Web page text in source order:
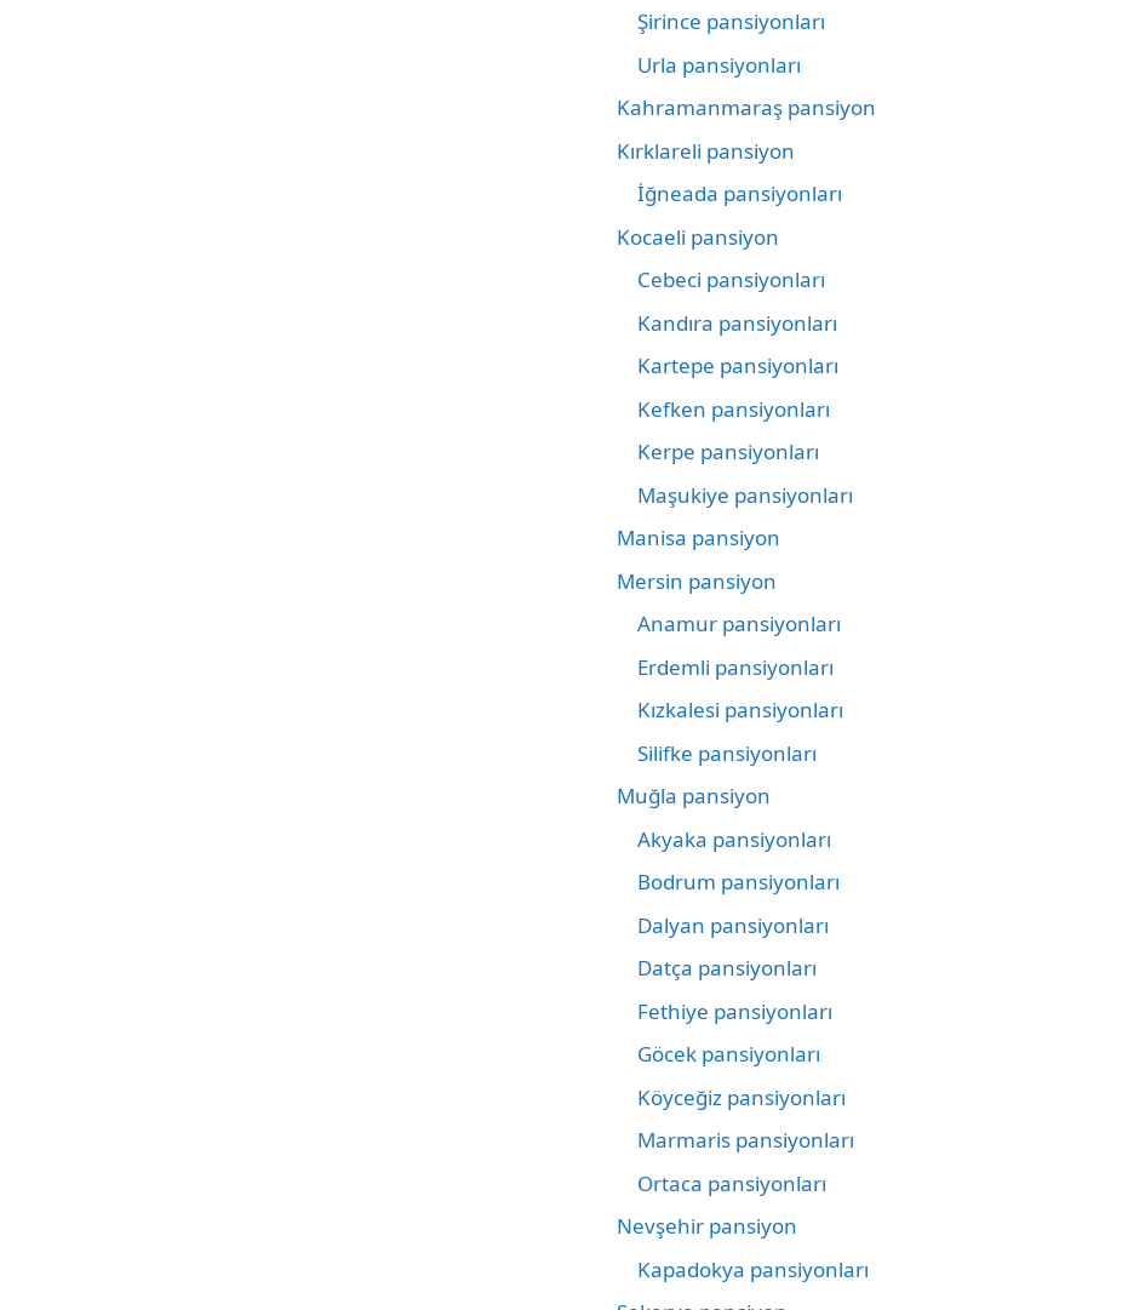
Şirince pansiyonları
Urla pansiyonları
Kahramanmaraş pansiyon
Kırklareli pansiyon
İğneada pansiyonları
Kocaeli pansiyon
Cebeci pansiyonları
Kandıra pansiyonları
Kartepe pansiyonları
Kefken pansiyonları
Kerpe pansiyonları
Maşukiye pansiyonları
Manisa pansiyon
Mersin pansiyon
Anamur pansiyonları
Erdemli pansiyonları
Kızkalesi pansiyonları
Silifke pansiyonları
Muğla pansiyon
Akyaka pansiyonları
Bodrum pansiyonları
Dalyan pansiyonları
Datça pansiyonları
Fethiye pansiyonları
Göcek pansiyonları
Köyceğiz pansiyonları
Marmaris pansiyonları
Ortaca pansiyonları
Nevşehir pansiyon
Kapadokya pansiyonları